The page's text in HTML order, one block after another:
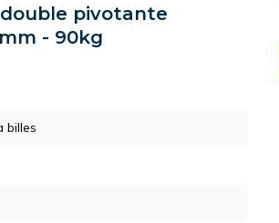
pivotante
- 90kg
billes